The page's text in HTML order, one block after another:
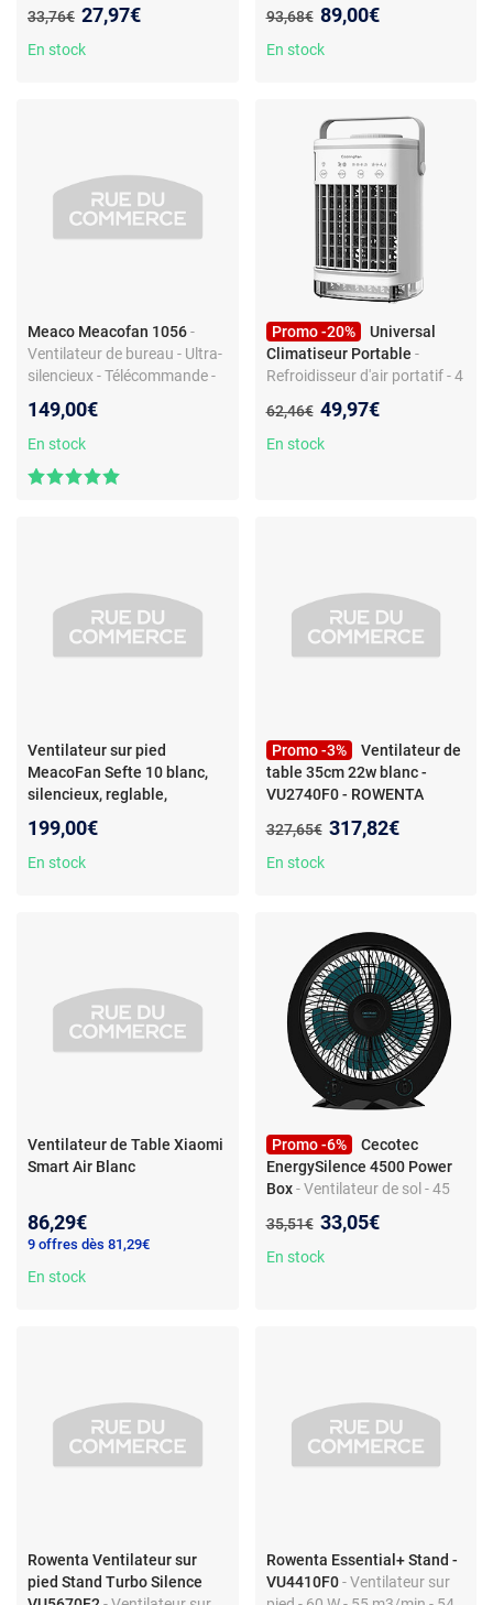
Portable
Ancien prix :
33,76€ Nouveau prix :
27,97€
En stock
EFS5100B, 40 cm, 5 pales, 3
vitesses, 45 W, oscillation,
Ancien prix :
93,68€ Nouveau prix :
89,00€
En stock
Meaco Meacofan 1056-
Ventilateur de bureau - Ultra-
silencieux - Télécommande -
multidirectionnelle - 12
vitesses
149,00€
En stock
Promo -20%
Universal
Climatiseur Portable -
Refroidisseur d'air portatif - 4
Blanc
Ancien prix :
62,46€ Nouveau prix :
49,97€
En stock
Ventilateur sur pied
MeacoFan Sefte 10 blanc,
silencieux, reglable,
199,00€
En stock
Promo -3%
Ventilateur de
table 35cm 22w blanc -
VU2740F0 - ROWENTA
Ancien prix :
327,65€ Nouveau prix :
317,82€
En stock
Ventilateur de Table Xiaomi
Smart Air Blanc
86,29€
9 offres dès 81,29€
En stock
Promo -6%
Cecotec
EnergySilence 4500 Power
Box - Ventilateur de sol - 45
Silencieux
Ancien prix :
35,51€ Nouveau prix :
33,05€
En stock
Rowenta Ventilateur sur
pied Stand Turbo Silence
Rowenta Essential+ Stand -
VU4410F0 - Ventilateur sur